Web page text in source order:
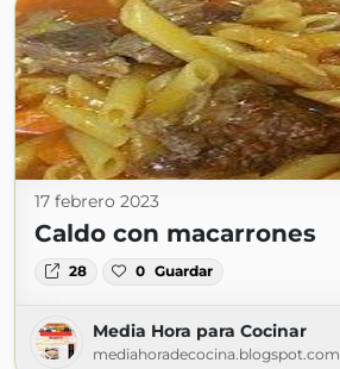
17 febrero 2023
Caldo con macarrones
28 0 Guardar
Media Hora para Cocinar
mediahoradecocina.blogspot.com